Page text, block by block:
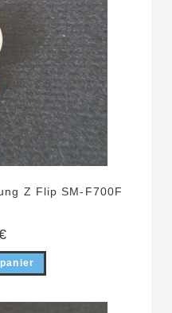
Z Flip SM-F700F